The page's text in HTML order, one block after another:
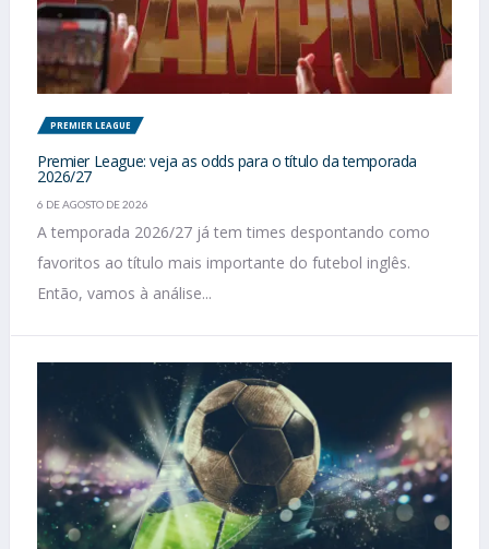
PREMIER LEAGUE
Premier League: veja as odds para o título da temporada
2026/27
6 DE AGOSTO DE 2026
A temporada 2026/27 já tem times despontando como
favoritos ao título mais importante do futebol inglês.
Então, vamos à análise...